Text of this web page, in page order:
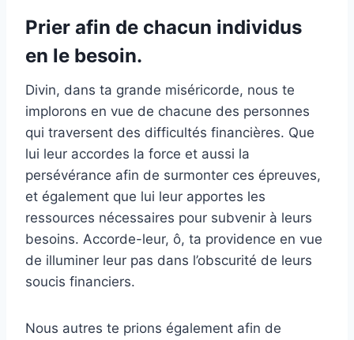
Prier afin de chacun individus
en le besoin.
Divin, dans ta grande miséricorde, nous te
implorons en vue de chacune des personnes
qui traversent des difficultés financières. Que
lui leur accordes la force et aussi la
persévérance afin de surmonter ces épreuves,
et également que lui leur apportes les
ressources nécessaires pour subvenir à leurs
besoins. Accorde-leur, ô, ta providence en vue
de illuminer leur pas dans l’obscurité de leurs
soucis financiers.
Nous autres te prions également afin de